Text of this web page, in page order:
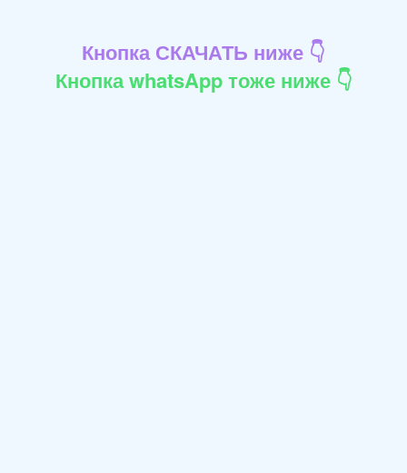
Кнопка СКАЧАТЬ ниже 👇
Кнопка whatsApp тоже ниже 👇